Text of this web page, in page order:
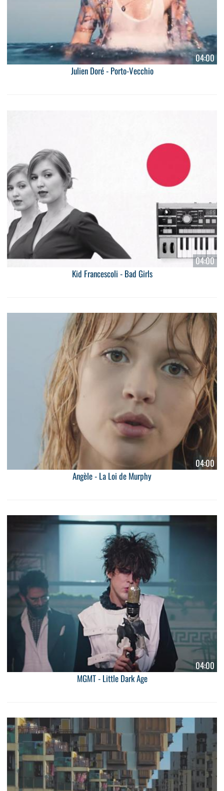
04:00
Julien Doré - Porto-Vecchio
04:00
Kid Francescoli - Bad Girls
04:00
Angèle - La Loi de Murphy
04:00
MGMT - Little Dark Age